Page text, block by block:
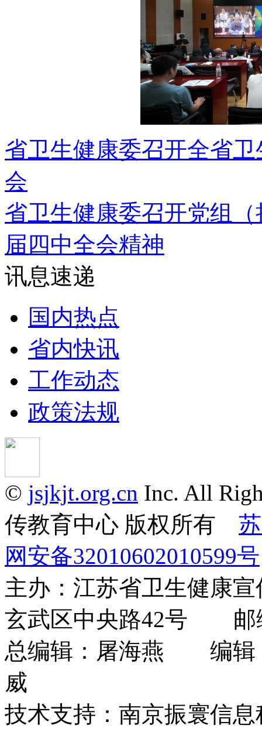
省卫生健康委召开全省
会
省卫生健康委召开党组
届四中全会精神
讯息速递
国内热点
省内快讯
工作动态
政策法规
© jsjkjt.org.cn Inc. All
传教育中心 版权所有
网安备32010602010599号
主办：江苏省卫生健康
玄武区中央路42号 邮
总编辑：屠海燕 编
威
技术支持：南京振寰信